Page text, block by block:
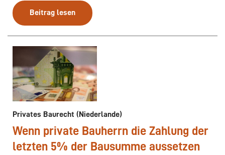
Beitrag lesen
Privates Baurecht (Niederlande)
Wenn private Bauherrn die Zahlung der
letzten 5% der Bausumme aussetzen